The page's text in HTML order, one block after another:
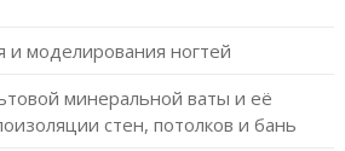
моделирования ногтей
минеральной ваты и её
стен, потолков и бань